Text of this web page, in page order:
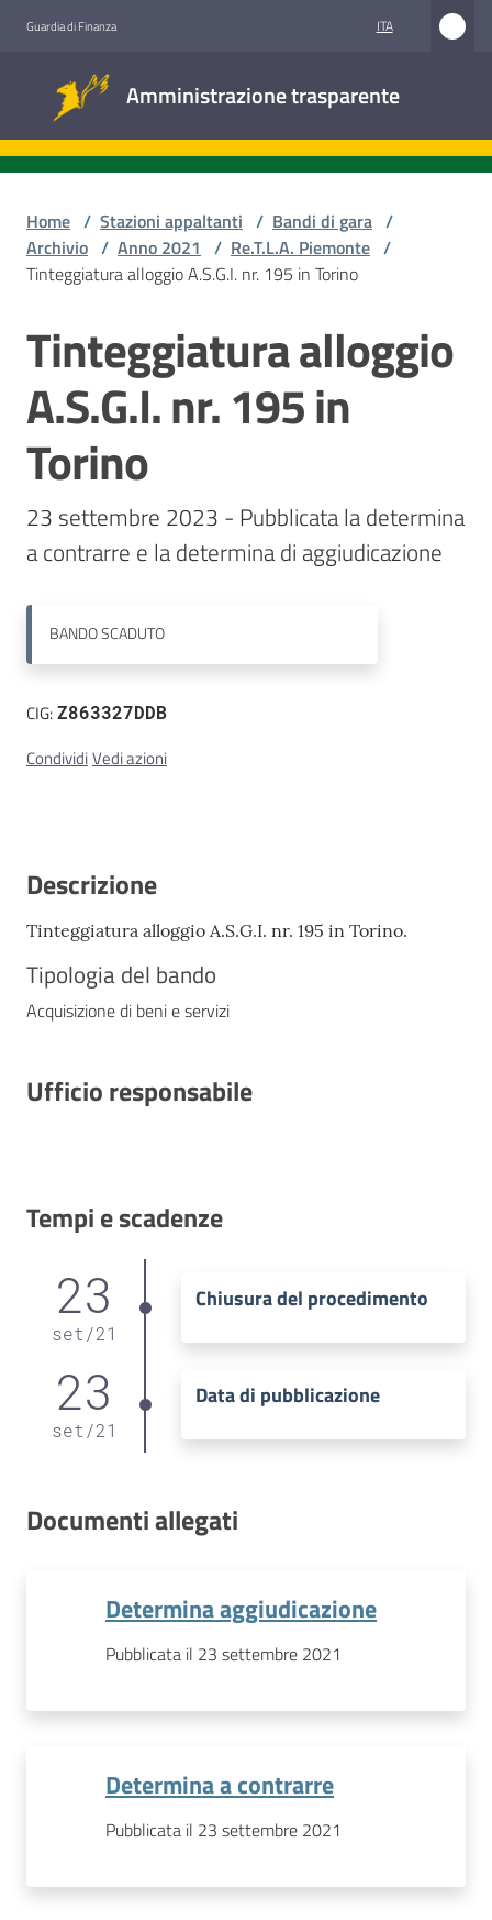
Guardia di Finanza ITA
Amministrazione trasparente
trasparente
Accesso
appaltanti
Contatti
Home / Stazioni appaltanti / Bandi di gara /
Archivio / Anno 2021 / Re.T.L.A. Piemonte /
Tinteggiatura alloggio A.S.G.I. nr. 195 in Torino
Salta al contenuto
Tinteggiatura alloggio
A.S.G.I. nr. 195 in
Torino
23 settembre 2023 - Pubblicata la determina
a contrarre e la determina di aggiudicazione
BANDOSCADUTO
CIG:Z863327DDB
CondividiVedi azioni
Descrizione
Tinteggiatura alloggio A.S.G.I. nr. 195 in Torino.
Tipologia del bando
Acquisizione di beni e servizi
Ufficio responsabile
Tempi e scadenze
23
set /21
Chiusura del procedimento
23
set /21
Data di pubblicazione
Documenti allegati
Determina aggiudicazione
Pubblicata il 23 settembre 2021
Determina a contrarre
Pubblicata il 23 settembre 2021